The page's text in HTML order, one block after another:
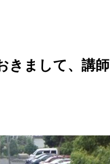
点検業務
きまして、講師